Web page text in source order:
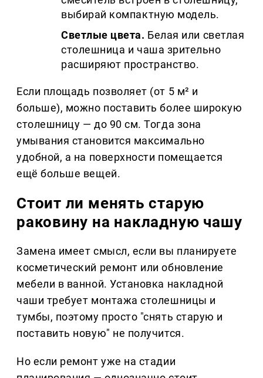
выбирай компактную модель.
Светлые цвета. Белая или светлая
столешница и чаша зрительно
расширяют пространство.
Если площадь позволяет (от 5 м² и
больше), можно поставить более широкую
столешницу — до 90 см. Тогда зона
умывания становится максимально
удобной, а на поверхности помещается
ещё больше вещей.
Стоит ли менять старую
раковину на накладную чашу
Замена имеет смысл, если вы планируете
косметический ремонт или обновление
мебели в ванной. Установка накладной
чаши требует монтажа столешницы и
тумбы, поэтому просто "снять старую и
поставить новую" не получится.
Но если ремонт уже на стадии